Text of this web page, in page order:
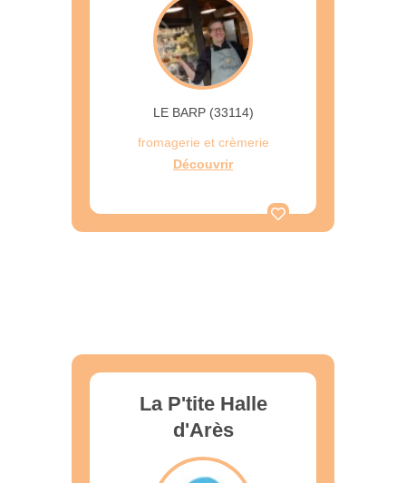
LE BARP (33114)
fromagerie et crèmerie
Découvrir
La P'tite Halle
d'Arès